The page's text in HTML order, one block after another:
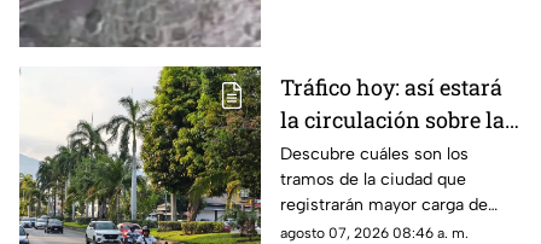
Tráfico hoy: así estará
la circulación sobre las
avenidas de Acapulco
Descubre cuáles son los
tramos de la ciudad que
registrarán mayor carga de
vehículos y las zonas donde el
agosto 07, 2026 08:46 a. m.